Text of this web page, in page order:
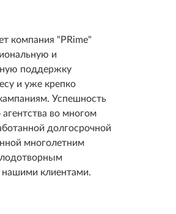
компания "PRime"
и
поддержку
и уже крепко
Успешность
во многом
долгосрочной
многолетним
нашими клиентами.